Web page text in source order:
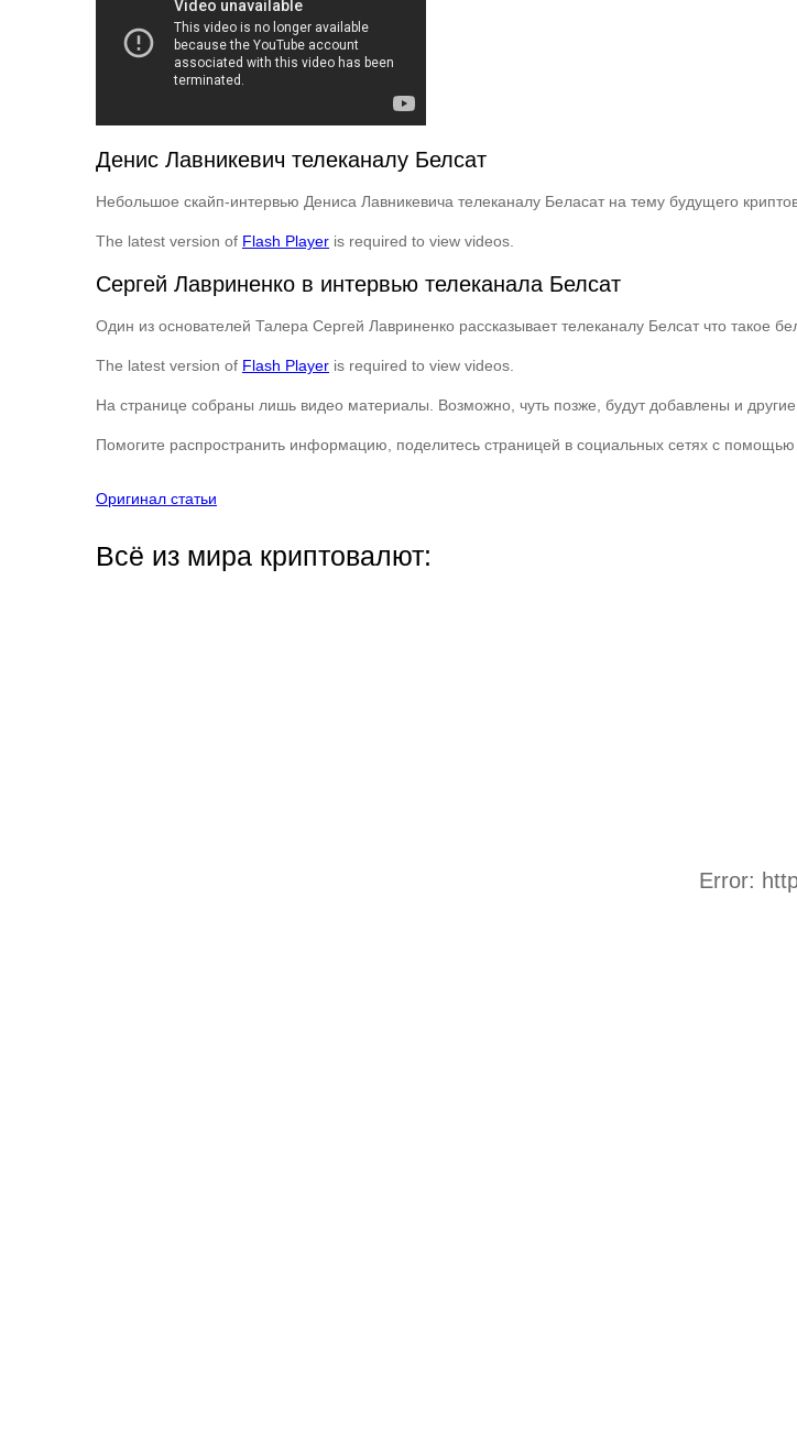
Денис Лавникевич телеканалу Белсат
Небольшое скайп-интервью Дениса Лавникевича телеканалу Беласат на тему будущего
The latest version of Flash Player is required to view videos.
Сергей Лавриненко в интервью телеканала Белсат
Один из основателей Талера Сергей Лавриненко рассказывает телеканалу Белсат что такое
The latest version of Flash Player is required to view videos.
На странице собраны лишь видео материалы. Возможно, чуть позже, будут добавлены и
Помогите распространить информацию, поделитесь страницей в социальных сетях с
Оригинал статьи
Всё из мира криптовалют:
Error: